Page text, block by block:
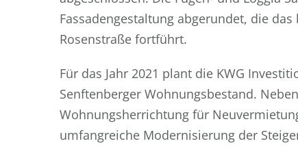
Fassadengestaltung abgerundet, die
Rosenstraße fortführt.
Für das Jahr 2021 plant die KWG
Senftenberger Wohnungsbestand.
Wohnungsherrichtung für
umfangreiche Modernisierung der